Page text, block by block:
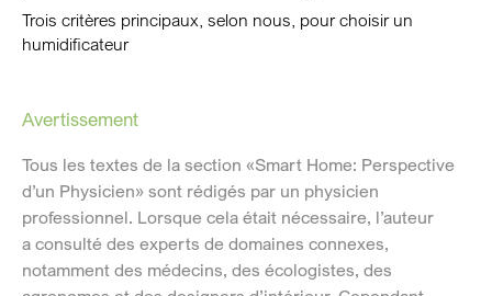
Trois critères principaux, selon nous, pour choisir un
humidificateur
Avertissement
Tous les textes de la section «Smart Home: Perspective
d’un Physicien» sont rédigés par un physicien
professionnel. Lorsque cela était nécessaire, l’auteur
a consulté des experts de domaines connexes,
notamment des médecins, des écologistes, des